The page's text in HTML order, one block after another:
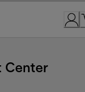
Center